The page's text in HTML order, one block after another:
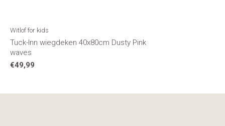
Witlof for kids
Tuck-Inn wiegdeken 40x80cm Dusty Pink
waves
€49,99